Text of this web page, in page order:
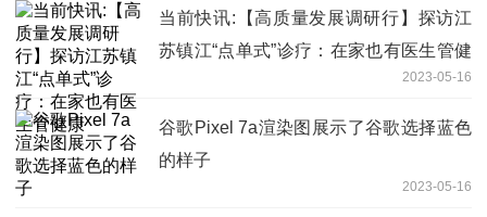
当前快讯:【高质量发展调研行】探访江
苏镇江“点单式”诊疗：在家也有医生管健
2023-05-16
谷歌Pixel 7a渲染图展示了谷歌选择蓝色
的样子
2023-05-16